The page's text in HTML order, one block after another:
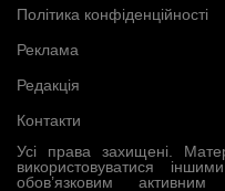
Усі права захищені.
використовуватися
обов’язковим
Політика конфіденційності
Реклама
Редакція
Контакти